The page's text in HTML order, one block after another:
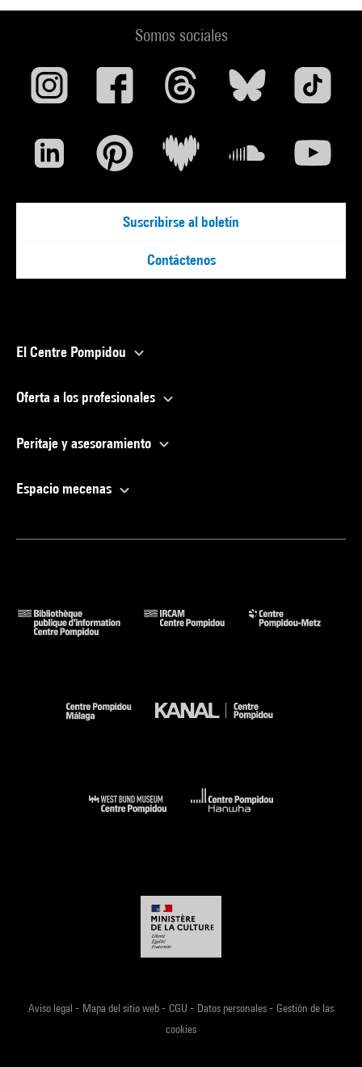
Somos sociales
Suscribirse al boletín
Contáctenos
El Centre Pompidou
Oferta a los profesionales
Peritaje y asesoramiento
Espacio mecenas
Aviso legal - Mapa del sitio web- CGU - Datos personales- Gestión de las
cookies